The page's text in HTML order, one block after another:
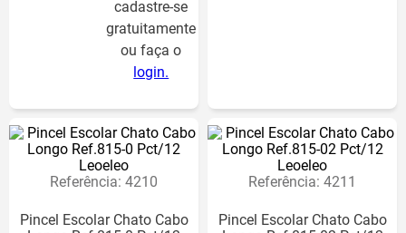
cadastre-se
gratuitamente
ou faça o
login.
Para
visualizar o
cadastre-se
gratuitamente
Referência: 4210
Pincel Escolar Chato Cabo
Referência: 4211
Pincel Escolar Chato Cabo